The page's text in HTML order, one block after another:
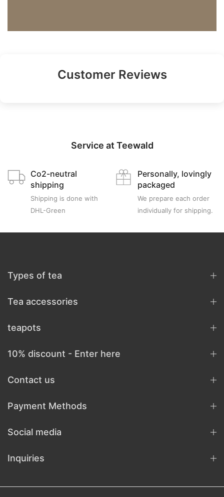
Customer Reviews
Service at Teewald
Co2-neutral
shipping
Shipping is done with
DHL-Green
Personally, lovingly
packaged
We prepare each order
individually for shipping.
Types of tea
Tea accessories
teapots
10% discount - Enter here
Contact us
Payment Methods
Social media
Inquiries